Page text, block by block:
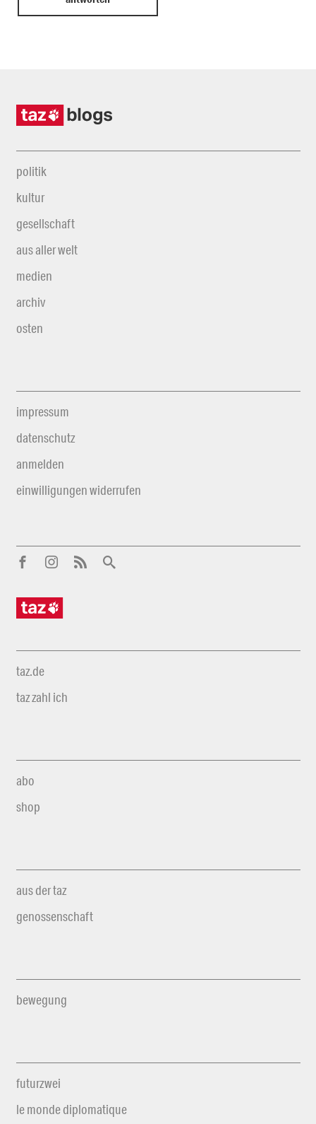
politik
kultur
gesellschaft
aus aller welt
medien
archiv
osten
impressum
datenschutz
anmelden
einwilligungen widerrufen
taz.de
taz zahl ich
abo
shop
aus der taz
genossenschaft
bewegung
futurzwei
le monde diplomatique